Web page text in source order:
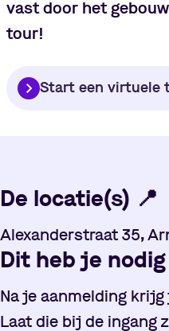
vast door het
tour!
Start een virtuele
De locatie(s) 📍
Alexanderstraat 35,
Dit heb je nodig
Na je aanmelding
Laat die bij de ingang